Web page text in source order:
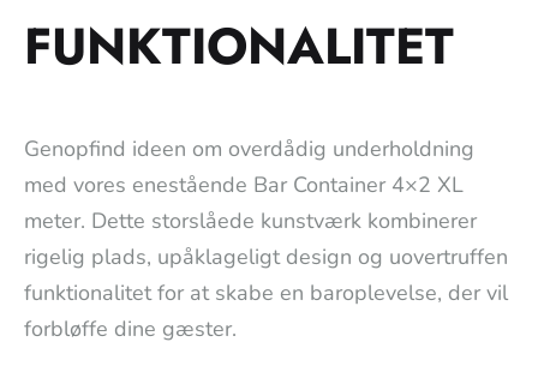
FUNKTIONALITET
Genopfind ideen om overdådig underholdning
med vores enestående Bar Container 4×2 XL
meter. Dette storslåede kunstværk kombinerer
rigelig plads, upåklageligt design og uovertruffen
funktionalitet for at skabe en baroplevelse, der vil
forbløffe dine gæster.